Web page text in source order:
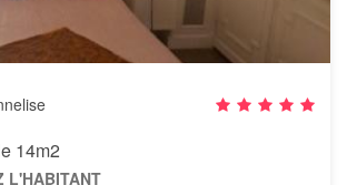
14m2
L'HABITANT